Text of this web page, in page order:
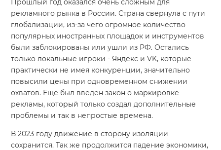
Прошлый год оказался очень сложным для
рекламного рынка в России. Страна свернула с пути
глобализации, из-за чего огромное количество
популярных иностранных площадок и инструментов
были заблокированы или ушли из РФ. Остались
только локальные игроки - Яндекс и VK, которые
практически не имея конкуренции, значительно
повысили цены при одновременном снижении
охватов. Еще был введен закон о маркировке
рекламы, который только создал дополнительные
проблемы и так в непростые времена.
В 2023 году движение в сторону изоляции
сохранится. Так же продолжится падение экономики,